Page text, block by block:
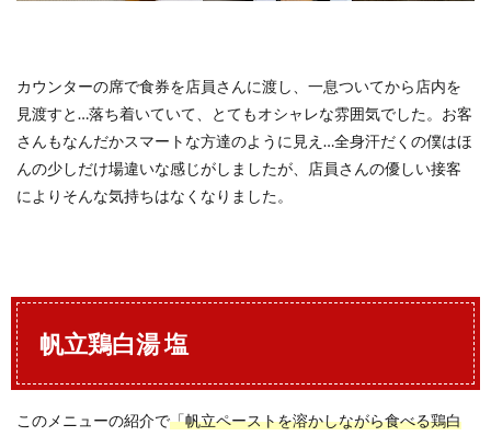
カウンターの席で食券を店員さんに渡し、一息ついてから店内を
見渡すと…落ち着いていて、とてもオシャレな雰囲気でした。お客
さんもなんだかスマートな方達のように見え…全身汗だくの僕はほ
んの少しだけ場違いな感じがしましたが、店員さんの優しい接客
によりそんな気持ちはなくなりました。
帆立鶏白湯 塩
このメニューの紹介で「帆立ペーストを溶かしながら食べる鶏白